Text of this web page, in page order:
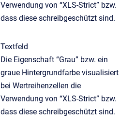
Verwendung von “XLS-Strict” bzw.
dass diese schreibgeschützt sind.
Textfeld
Die Eigenschaft “Grau” bzw. ein
graue Hintergrundfarbe visualisiert
bei Wertreihenzellen die
Verwendung von “XLS-Strict” bzw.
dass diese schreibgeschützt sind.